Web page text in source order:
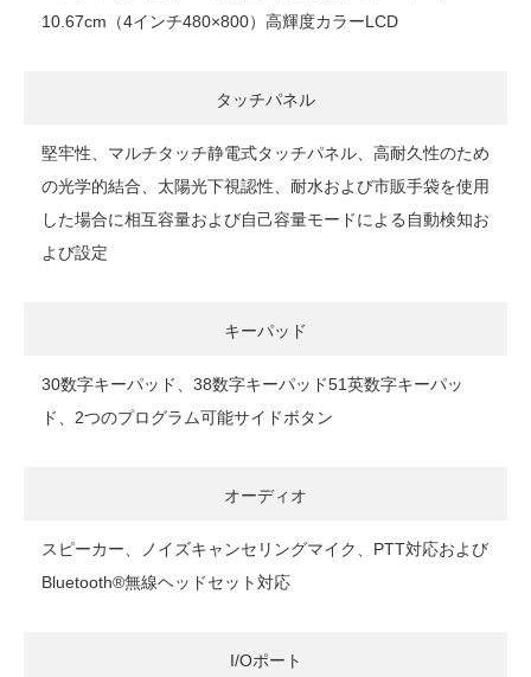
10.67cm（4インチ480×800）高輝度カラーLCD
タッチパネル
堅牢性、マルチタッチ静電式タッチパネル、高耐久性のため
の光学的結合、太陽光下視認性、耐水および市販手袋を使用
した場合に相互容量および自己容量モードによる自動検知お
よび設定
キーパッド
30数字キーパッド、38数字キーパッド51英数字キーパッ
ド、2つのプログラム可能サイドボタン
オーディオ
スピーカー、ノイズキャンセリングマイク、PTT対応および
Bluetooth®無線ヘッドセット対応
I/Oポート